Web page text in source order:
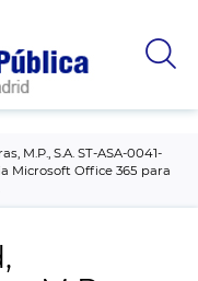
M.P., S.A. ST-ASA-0041-
Microsoft Office 365 para